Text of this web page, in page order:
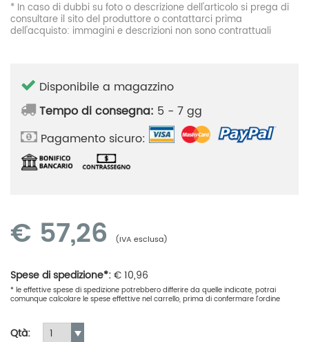
* In caso di dubbi su foto o descrizione dell'articolo si prega di
consultare il sito del produttore o contattarci prima
dell'acquisto: immagini e descrizioni non sono contrattuali
Disponibile a magazzino
Tempo di consegna: 5 - 7 gg
Pagamento sicuro:
€ 57,26 (IVA esclusa)
Spese di spedizione*:€10,96
* le effettive spese di spedizione potrebbero differire da quelle indicate, potrai
comunque calcolare le spese effettive nel carrello, prima di confermare l'ordine
Qtà: